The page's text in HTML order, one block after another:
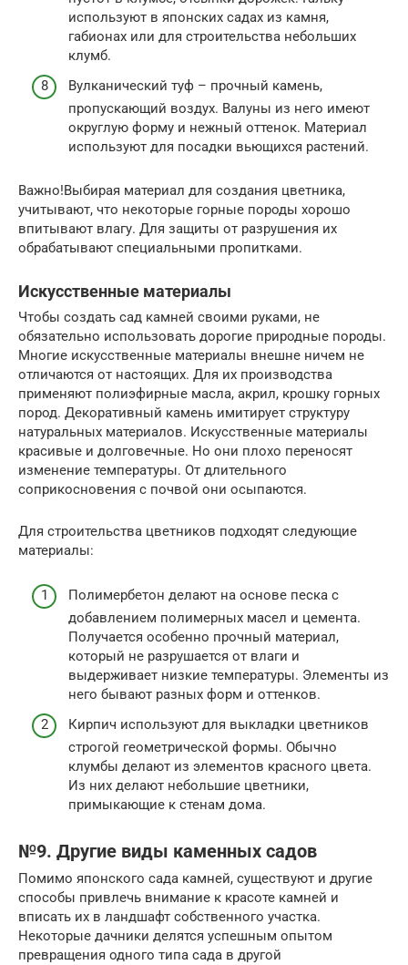
используют в японских садах из камня,
габионах или для строительства небольших
клумб.
Вулканический туф – прочный камень,
пропускающий воздух. Валуны из него имеют
округлую форму и нежный оттенок. Материал
используют для посадки вьющихся растений.
Важно!Выбирая материал для создания цветника,
учитывают, что некоторые горные породы хорошо
впитывают влагу. Для защиты от разрушения их
обрабатывают специальными пропитками.
Искусственные материалы
Чтобы создать сад камней своими руками, не
обязательно использовать дорогие природные породы.
Многие искусственные материалы внешне ничем не
отличаются от настоящих. Для их производства
применяют полиэфирные масла, акрил, крошку горных
пород. Декоративный камень имитирует структуру
натуральных материалов. Искусственные материалы
красивые и долговечные. Но они плохо переносят
изменение температуры. От длительного
соприкосновения с почвой они осыпаются.
Для строительства цветников подходят следующие
материалы:
Полимербетон делают на основе песка с
добавлением полимерных масел и цемента.
Получается особенно прочный материал,
который не разрушается от влаги и
выдерживает низкие температуры. Элементы из
него бывают разных форм и оттенков.
Кирпич используют для выкладки цветников
строгой геометрической формы. Обычно
клумбы делают из элементов красного цвета.
Из них делают небольшие цветники,
примыкающие к стенам дома.
№9. Другие виды каменных садов
Помимо японского сада камней, существуют и другие
способы привлечь внимание к красоте камней и
вписать их в ландшафт собственного участка.
Некоторые дачники делятся успешным опытом
превращения одного типа сада в другой